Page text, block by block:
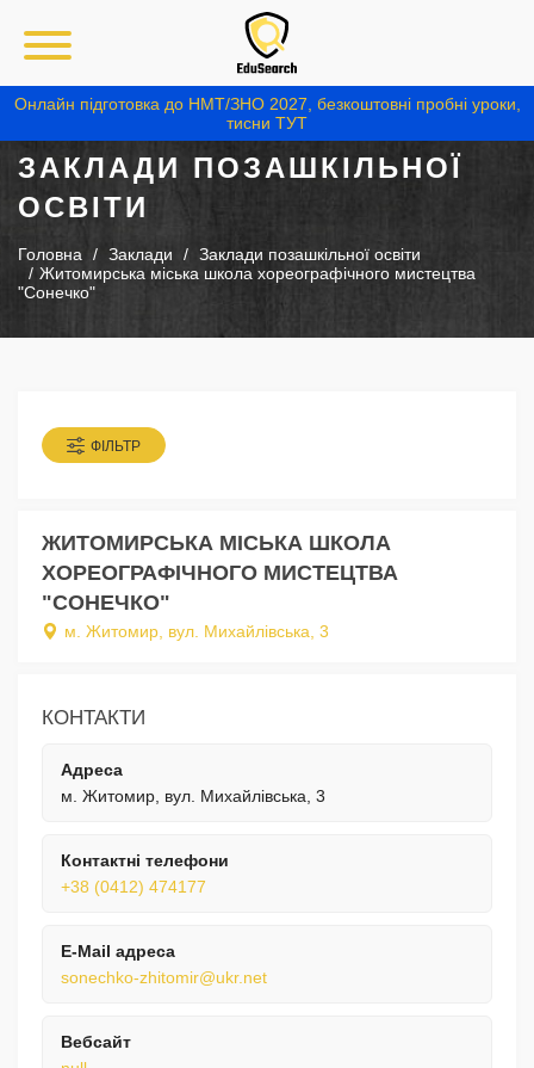
Онлайн підготовка до НМТ/ЗНО 2027, безкоштовні пробні уроки,
тисни ТУТ
ЗАКЛАДИ ПОЗАШКІЛЬНОЇ
ОСВІТИ
Головна Заклади
Заклади позашкільної освіти
Житомирська міська школа хореографічного мистецтва
"Сонечко"
ФІЛЬТР
ЖИТОМИРСЬКА МІСЬКА ШКОЛА
ХОРЕОГРАФІЧНОГО МИСТЕЦТВА
"СОНЕЧКО"
м. Житомир, вул. Михайлівська, 3
КОНТАКТИ
Адреса
м. Житомир, вул. Михайлівська, 3
Контактні телефони
+38 (0412) 474177
E-Mail адреса
sonechko-zhitomir@ukr.net
Вебсайт